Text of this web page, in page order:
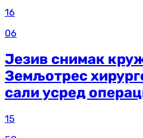
16
06
Језив снимак
Земљотрес
сали усред
15